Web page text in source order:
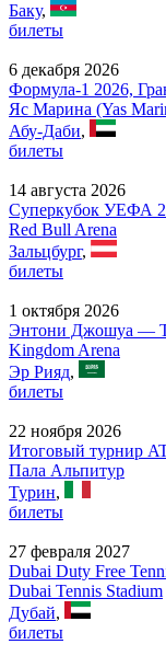
Баку,
билеты
6 декабря 2026
Формула-1 2026,
Яс Марина (Yas
Абу-Даби,
билеты
14 августа 2026
Суперкубок УЕФА
Red Bull Arena
Зальцбург,
билеты
1 октября 2026
Энтони Джошуа —
Kingdom Arena
Эр Рияд,
билеты
22 ноября 2026
Итоговый турнир
Пала Альпитур
Турин,
билеты
27 февраля 2027
Dubai Duty Free
Dubai Tennis Stadium
Дубай,
билеты